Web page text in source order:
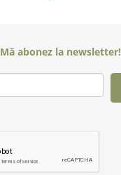
Mă abonez la newsletter!